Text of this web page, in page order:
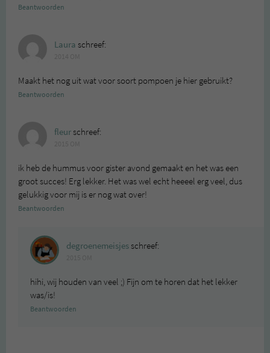
Beantwoorden
Laura schreef:
Maakt het nog uit wat voor soort pompoen je hier gebruikt?
Beantwoorden
fleurschreef:
ik heb de hummus voor gister avond gemaakt en het was een
groot succes! Erg lekker. Het was wel echt heeeel erg veel, dus
gelukkig voor mij is er nog wat over!
Beantwoorden
degroenemeisjesschreef:
hihi, wij houden van veel ;) Fijn om te horen dat het lekker
was/is!
Beantwoorden